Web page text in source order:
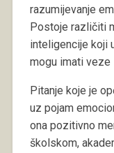
razumijevanje
Postoje različiti
inteligencije koji
mogu imati
Pitanje koje je
uz pojam
ona pozitivno
školskom,